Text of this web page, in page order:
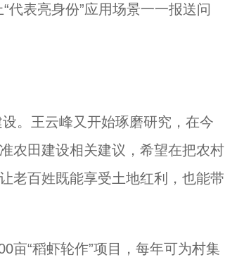
代表亮身份”应用场景一一报送问
。王云峰又开始琢磨研究，在今
农田建设相关建议，希望在把农村
老百姓既能享受土地红利，也能带
“稻虾轮作”项目，每年可为村集